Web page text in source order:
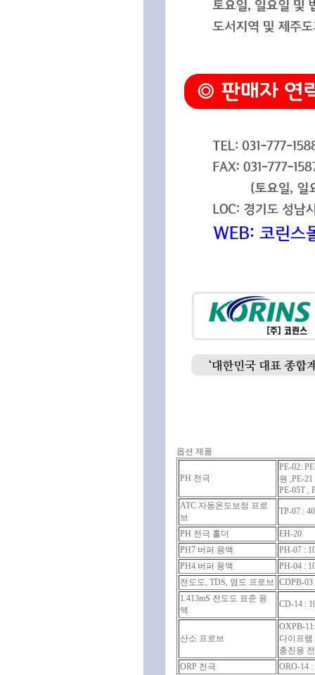
옵션 제품
PH 전극
PE-02:
원 ,PE-
PE-05T ,
ATC 자동온도보정 프로
브
TP-07 :
PH 전극 홀더
EH-20
PH7 버퍼 용액
PH-07 :
PH4 버퍼 용액
PH-04 :
전도도, TDS, 염도 프로브 CDPB-03
1.413mS 전도도 표준 용
액
CD-14 :
산소 프로브
OXPB-
다이프램
충진용
ORP 전극
ORO-14 :